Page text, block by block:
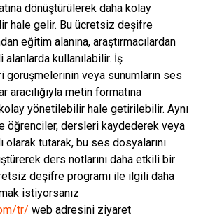
dönüştürülerek daha kolay
hale gelir. Bu ücretsiz deşifre
eğitim alanına, araştırmacılardan
kullanılabilir. İş
görüşmelerinin veya sunumların ses
aracılığıyla metin formatına
yönetilebilir hale getirilebilir. Aynı
öğrenciler, dersleri kaydederek veya
tutarak, bu ses dosyalarını
ders notlarını daha etkili bir
deşifre programı ile ilgili daha
istiyorsanız
tr/ web adresini ziyaret